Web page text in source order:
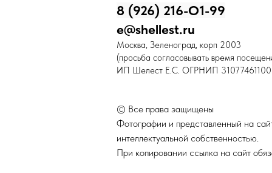
8 (926) 216-О1-99
e@shellest.ru
Москва, Зеленоград, корп 2003
(просьба согласовывать время
ИП Шелест Е.С. ОГРНИП
© Все права защищены
Фотографии и представленный на
интеллектуальной собственностью.
При копировании ссылка на сайт